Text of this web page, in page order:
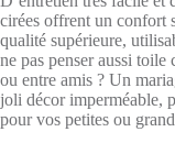
cirées offrent un confort
qualité supérieure,
ne pas penser aussi
ou entre amis ? Un
joli décor imperméable,
pour vos petites ou